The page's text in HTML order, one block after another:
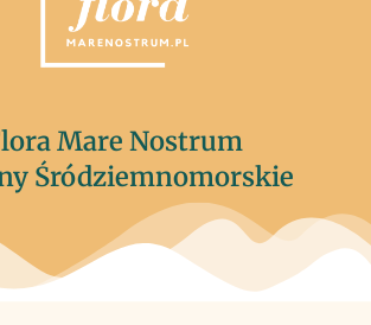
Mare Nostrum
Śródziemnomorskie